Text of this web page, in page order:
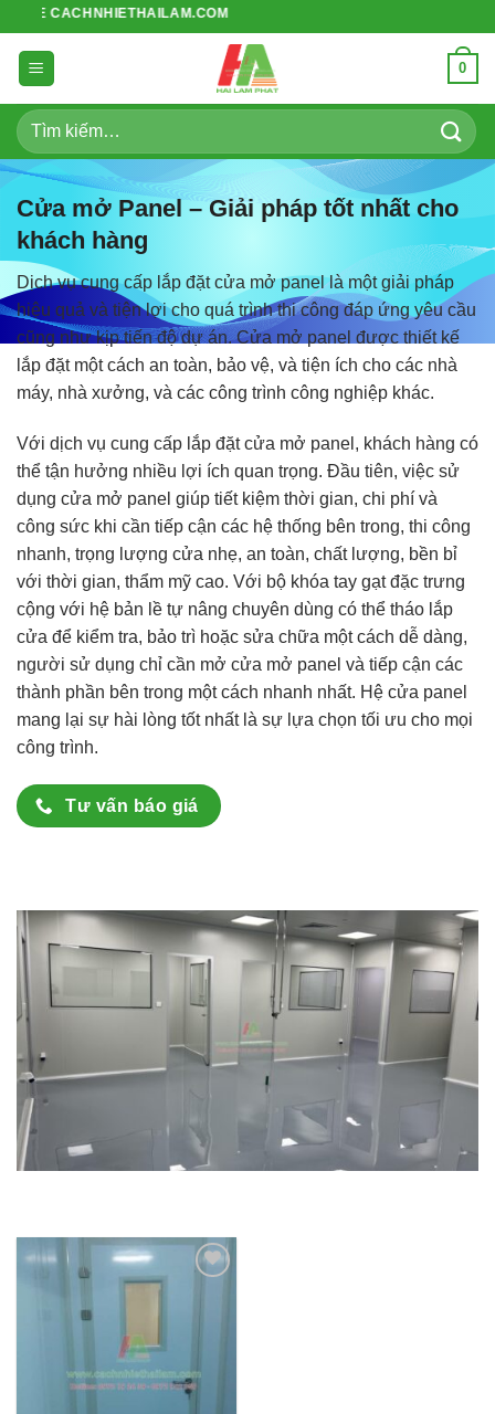
CACHNHIETHAILAM.COM
0
Tìm
kiếm:
Cửa mở Panel – Giải pháp tốt nhất cho
khách hàng
Dịch vụ cung cấp lắp đặt cửa mở panel là một giải pháp
hiệu quả và tiện lợi cho quá trình thi công đáp ứng yêu cầu
cũng như kịp tiến độ dự án. Cửa mở panel được thiết kế
lắp đặt một cách an toàn, bảo vệ, và tiện ích cho các nhà
máy, nhà xưởng, và các công trình công nghiệp khác.
Với dịch vụ cung cấp lắp đặt cửa mở panel, khách hàng có
thể tận hưởng nhiều lợi ích quan trọng. Đầu tiên, việc sử
dụng cửa mở panel giúp tiết kiệm thời gian, chi phí và
công sức khi cần tiếp cận các hệ thống bên trong, thi công
nhanh, trọng lượng cửa nhẹ, an toàn, chất lượng, bền bỉ
với thời gian, thẩm mỹ cao. Với bộ khóa tay gạt đặc trưng
cộng với hệ bản lề tự nâng chuyên dùng có thể tháo lắp
cửa để kiểm tra, bảo trì hoặc sửa chữa một cách dễ dàng,
người sử dụng chỉ cần mở cửa mở panel và tiếp cận các
thành phần bên trong một cách nhanh nhất. Hệ cửa panel
mang lại sự hài lòng tốt nhất là sự lựa chọn tối ưu cho mọi
công trình.
Tư vấn báo giá